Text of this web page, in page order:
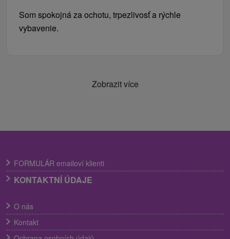
Som spokojná za ochotu, trpezlivosť a rýchle
vybavenie.
Zobrazit více
FORMULÁR emailoví klienti
KONTAKTNÍ ÚDAJE
O nás
Kontakt